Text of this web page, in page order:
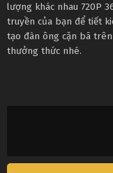
lượng khác nhau 720P
truyền của bạn để tiết
tạo đàn ông cặn bã
thưởng thức nhé.